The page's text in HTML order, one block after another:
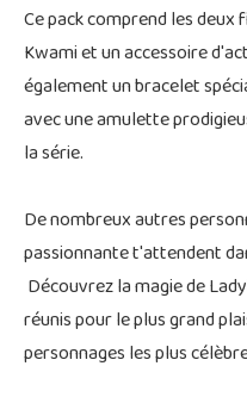
Ce pack comprend les
Kwami et un accessoire
également un bracelet
avec une amulette
la série.
De nombreux autres
passionnante t'attendent
Découvrez la magie de
réunis pour le plus grand
personnages les plus